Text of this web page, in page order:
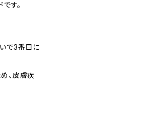
す。
で3番目に
、皮膚疾